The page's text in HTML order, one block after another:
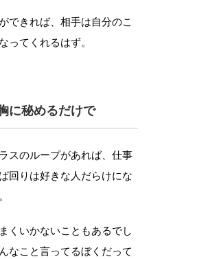
できれば、相手は自分のこ
ってくれるはず。
に秘めるだけで
スのループがあれば、仕事
回りは好きな人だらけにな
くいかないこともあるでし
なこと言ってるぼくだって